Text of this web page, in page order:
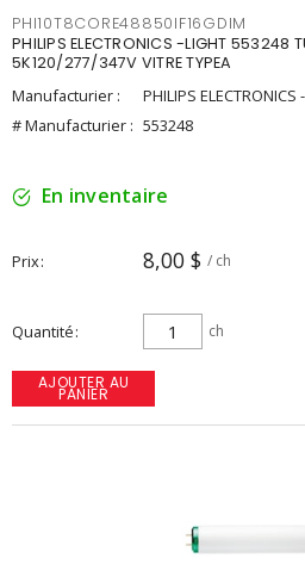
PHI10T8CORE48850IF16GDIM
PHILIPS ELECTRONICS -LIGHT 553248
5K120/277/347V VITRE TYPEA
Manufacturier :
PHILIPS ELECTRONICS
# Manufacturier : 553248
En inventaire
Prix 8,00 $ / ch
Quantité ch
AJOUTER AU
PANIER